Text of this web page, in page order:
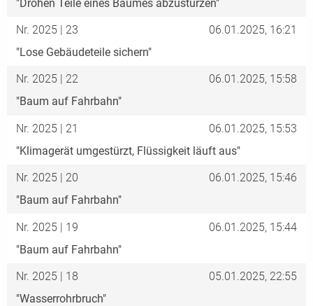
"Drohen Teile eines Baumes abzustürzen"
Nr. 2025 | 23
"Lose Gebäudeteile sichern"
06.01.2025, 16:21
Nr. 2025 | 22
"Baum auf Fahrbahn"
06.01.2025, 15:58
Nr. 2025 | 21
"Klimagerät umgestürzt, Flüssigkeit läuft aus"
06.01.2025, 15:53
Nr. 2025 | 20
"Baum auf Fahrbahn"
06.01.2025, 15:46
Nr. 2025 | 19
"Baum auf Fahrbahn"
06.01.2025, 15:44
Nr. 2025 | 18
"Wasserrohrbruch"
05.01.2025, 22:55